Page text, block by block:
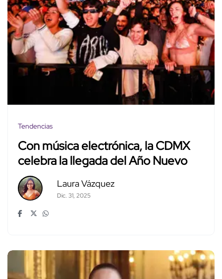
Tendencias
Con música electrónica, la CDMX
celebra la llegada del Año Nuevo
Laura Vázquez
Dic. 31, 2025